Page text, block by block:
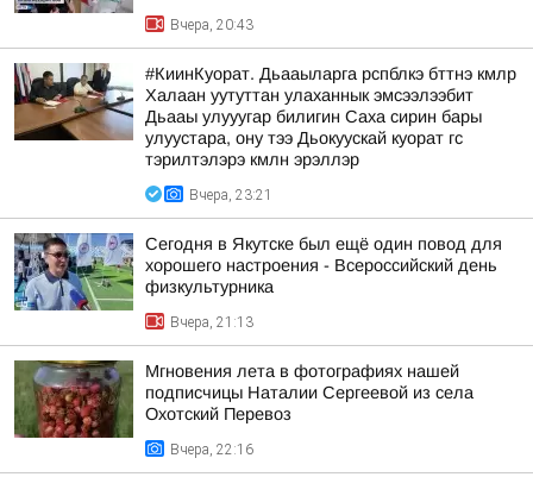
Вчера, 20:43
#КиинКуорат. Дьааыларга рспблкэ бттнэ кмлр
Халаан уутуттан улаханнык эмсээлээбит
Дьааы улууугар билигин Саха сирин бары
улуустара, ону тээ Дьокуускай куорат гс
тэрилтэлэрэ кмлн эрэллэр
Вчера, 23:21
Сегодня в Якутске был ещё один повод для
хорошего настроения - Всероссийский день
физкультурника
Вчера, 21:13
Мгновения лета в фотографиях нашей
подписчицы Наталии Сергеевой из села
Охотский Перевоз
Вчера, 22:16